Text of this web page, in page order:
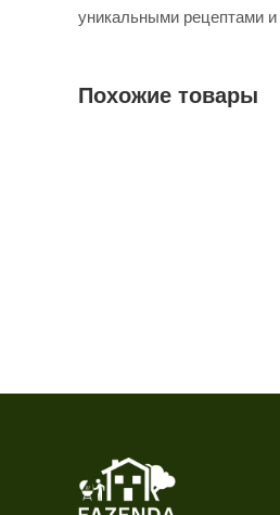
уникальными рецептами
Похожие товары